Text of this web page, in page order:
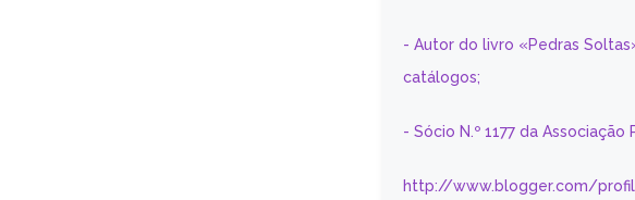
- Autor do livro «Pedras
catálogos;
- Sócio N.º 1177 da
http://www.blogger.com/